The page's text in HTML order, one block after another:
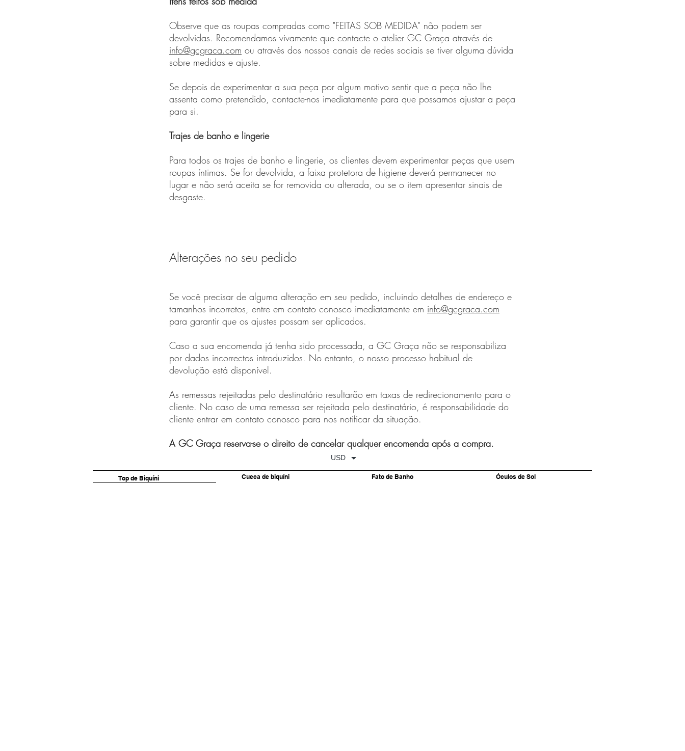
Observe que as roupas compradas como "FEITAS SOB MEDIDA" não podem ser
devolvidas. Recomendamos vivamente que contacte o atelier GC Graça através de
info@gcgraca.com ou através dos nossos canais de redes sociais se tiver alguma dúvida
sobre medidas e ajuste.
Se depois de experimentar a sua peça por algum motivo sentir que a peça não lhe
assenta como pretendido, contacte-nos imediatamente para que possamos ajustar a peça
para si.
Trajes de banho e lingerie
Para todos os trajes de banho e lingerie, os clientes devem experimentar peças que usem
roupas íntimas. Se for devolvida, a faixa protetora de higiene deverá permanecer no
lugar e não será aceita se for removida ou alterada, ou se o item apresentar sinais de
desgaste.
Alterações no seu pedido
Se você precisar de alguma alteração em seu pedido, incluindo detalhes de endereço e
tamanhos incorretos, entre em contato conosco imediatamente em info@gcgraca.com
para garantir que os ajustes possam ser aplicados.
Caso a sua encomenda já tenha sido processada, a GC Graça não se responsabiliza
por dados incorrectos introduzidos. No entanto, o nosso processo habitual de
devolução está disponível.
As remessas rejeitadas pelo destinatário resultarão em taxas de redirecionamento para o
cliente. No caso de uma remessa ser rejeitada pelo destinatário, é responsabilidade do
cliente entrar em contato conosco para nos notificar da situação.
A GC Graça reserva-se o direito de cancelar qualquer encomenda após a compra.
USD
Top de Biquíni Cueca de biquíni Fato de Banho Óculos de Sol